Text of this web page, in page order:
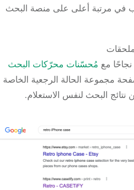
مرتبة أعلى على منصة البحث
مع مُحسّنات محرّكات البحث
مجموعة الحالة الرجعية الخاصة
البحث لنفس الاستعلام.